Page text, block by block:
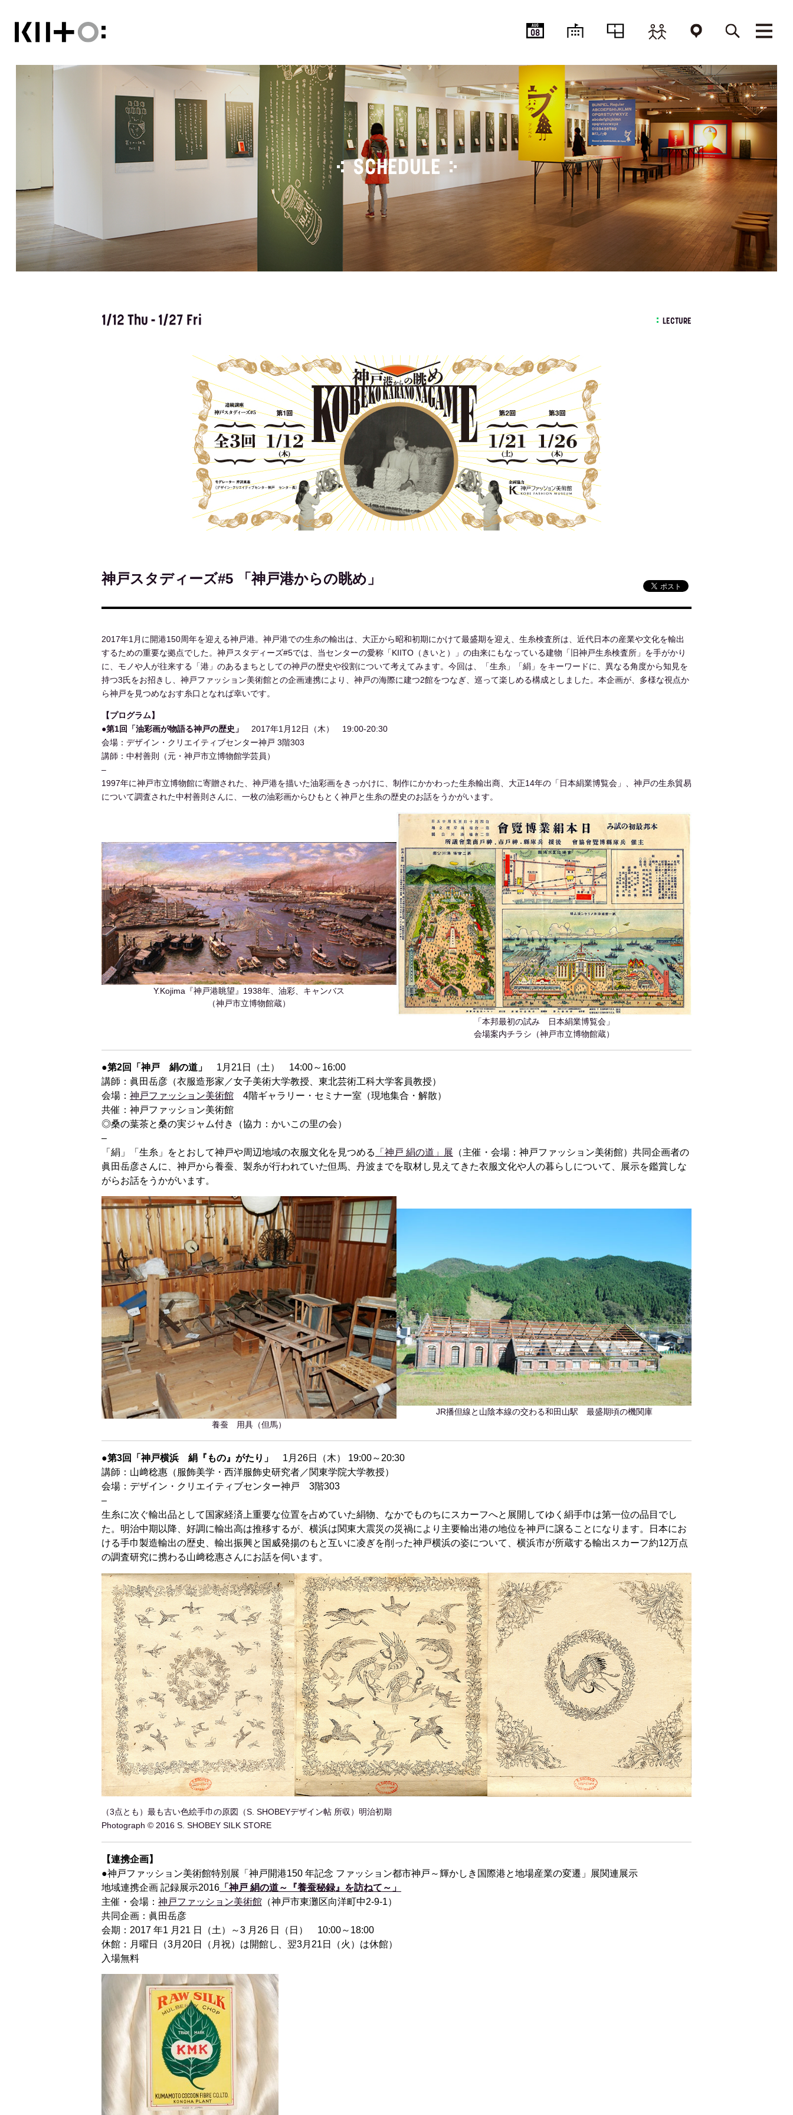
AUG
08
SCHEDULE
1/12 Thu - 1/27 Fri LECTURE
神戸スタディーズ#5 「神戸港からの眺め」
2017年1月に開港150周年を迎える神戸港。神戸港での生糸の輸出は、大正から昭和初期にかけて最盛期を迎え、生糸検査所は、近代日本の産業や文化を輸出
するための重要な拠点でした。神戸スタディーズ#5では、当センターの愛称「KIITO（きいと）」の由来にもなっている建物「旧神戸生糸検査所」を手がかり
に、モノや人が往来する「港」のあるまちとしての神戸の歴史や役割について考えてみます。今回は、「生糸」「絹」をキーワードに、異なる角度から知見を
持つ3氏をお招きし、神戸ファッション美術館との企画連携により、神戸の海際に建つ2館をつなぎ、巡って楽しめる構成としました。本企画が、多様な視点か
ら神戸を見つめなおす糸口となれば幸いです。
【プログラム】
●第1回「油彩画が物語る神戸の歴史」
2017年1月12日（木） 19:00-20:30
会場：デザイン・クリエイティブセンター神戸 3階303
講師：中村善則（元・神戸市立博物館学芸員）
–
1997年に神戸市立博物館に寄贈された、神戸港を描いた油彩画をきっかけに、制作にかかわった生糸輸出商、大正14年の「日本絹業博覧会」、神戸の生糸貿易
について調査された中村善則さんに、一枚の油彩画からひもとく神戸と生糸の歴史のお話をうかがいます。
Y.Kojima『神戸港眺望』1938年、油彩、キャンバス
（神戸市立博物館蔵）
「本邦最初の試み 日本絹業博覧会」
会場案内チラシ（神戸市立博物館蔵）
●第2回「神戸 絹の道」
1月21日（土） 14:00～16:00
講師：眞田岳彦（衣服造形家／女子美術大学教授、東北芸術工科大学客員教授）
会場： 神戸ファッション美術館 4階ギャラリー・セミナー室（現地集合・解散）
共催：神戸ファッション美術館
◎桑の葉茶と桑の実ジャム付き（協力：かいこの里の会）
–
「絹」「生糸」をとおして神戸や周辺地域の衣服文化を見つめる
「神戸 絹の道」展 （主催・会場：神戸ファッション美術館）共同企画者の
眞田岳彦さんに、神戸から養蚕、製糸が行われていた但馬、丹波までを取材し見えてきた衣服文化や人の暮らしについて、展示を鑑賞しな
がらお話をうかがいます。
養蚕 用具（但馬）
JR播但線と山陰本線の交わる和田山駅 最盛期頃の機関庫
●第3回「神戸横浜 絹『もの』がたり」
1月26日（木） 19:00～20:30
講師：山﨑稔惠（服飾美学・西洋服飾史研究者／関東学院大学教授）
会場：デザイン・クリエイティブセンター神戸 3階303
–
生糸に次ぐ輸出品として国家経済上重要な位置を占めていた絹物、なかでものちにスカーフへと展開してゆく絹手巾は第一位の品目でし
た。明治中期以降、好調に輸出高は推移するが、横浜は関東大震災の災禍により主要輸出港の地位を神戸に譲ることになります。日本にお
ける手巾製造輸出の歴史、輸出振興と国威発揚のもと互いに凌ぎを削った神戸横浜の姿について、横浜市が所蔵する輸出スカーフ約12万点
の調査研究に携わる山﨑稔惠さんにお話を伺います。
（3点とも）最も古い色絵手巾の原図（S. SHOBEYデザイン帖 所収）明治初期
Photograph © 2016 S. SHOBEY SILK STORE
【連携企画】
●神戸ファッション美術館特別展「神戸開港150 年記念 ファッション都市神戸～輝かしき国際港と地場産業の変遷」展関連展示
地域連携企画 記録展示2016 「神戸 絹の道～『養蚕秘録』を訪ねて～」
主催・会場： 神戸ファッション美術館 （神戸市東灘区向洋町中2-9-1）
共同企画：眞田岳彦
会期：2017 年1 月21 日（土）～3 月26 日（日） 10:00～18:00
休館：月曜日（3月20日（月祝）は開館し、翌3月21日（火）は休館）
入場無料